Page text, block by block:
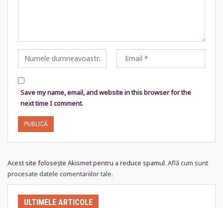
Save my name, email, and website in this browser for the
next time I comment.
Acest site folosește Akismet pentru a reduce spamul. Află cum sunt
procesate datele comentariilor tale.
ULTIMELE ARTICOLE